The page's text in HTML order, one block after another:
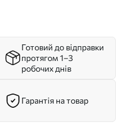
Готовий до відправки
протягом 1–3
робочих днів
Гарантія на товар